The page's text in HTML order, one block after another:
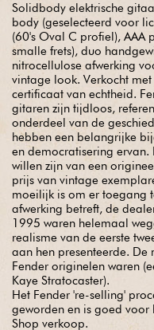
Solidbody elektrische
body (geselecteerd voor
(60's Oval C profiel), AAA
smalle frets), duo
nitrocellulose afwerking
vintage look. Verkocht
certificaat van echtheid.
gitaren zijn tijdloos,
onderdeel van de
hebben een belangrijke
en democratisering
willen zijn van een
prijs van vintage
moeilijk is om er toegang
afwerking betreft, de
1995 waren helemaal
realisme van de eerste
aan hen presenteerde. De
Fender originelen waren
Kaye Stratocaster).
Het Fender 're-selling'
geworden en is goed voor
Shop verkoop.